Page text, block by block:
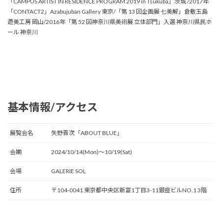
「CONTACT2」Azabujuban Gallery 東京/「第 13 回企画展 七美解」倉敷玉島
遊美工房 岡山/2016年「第 52 回神奈川県美術展 立体部門」入選 神奈川県民ホ
ール 神奈川
基本情報/アクセス
展覧会名 矢野晋次「ABOUT BLUE」
会期 2024/10/14(Mon)〜10/19(Sat)
会場 GALERIE SOL
住所 〒104-0041 東京都中央区新富1丁目3-11銀座ビルNO.1 3階